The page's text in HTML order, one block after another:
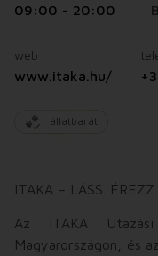
09:00 - 20:00
web
www.itaka.hu/
állatbarát
ITAKA – LÁSS.
Az ITAKA
Magyarországon, és